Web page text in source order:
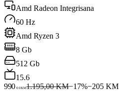
Amd Radeon Integrisana
60 Hz
Amd Ryzen 3
8 Gb
512 Gb
15.6
990 00KM1.195,00 KM−17%−205 KM